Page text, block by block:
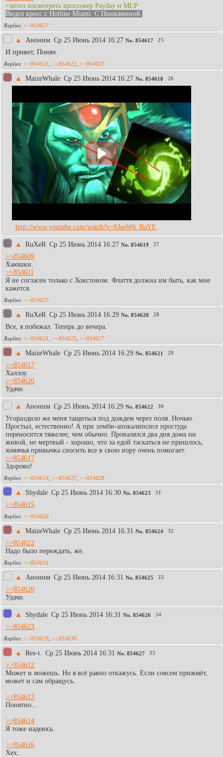
>хотел посмотреть кроссовер Payday и MLP
Видел кросс с Hotline Miami. С Пинкаминой.
>>854627
▲ Аноним Ср 25 Июнь 2014 16:27 No. 854617 25
И привет, Поняч.
>>854621 >>854622 >>854627
▲ MaizeWhale Ср 25 Июнь 2014 16:27 No. 854618 26
http://www.youtube.com/watch?v=6JsoW6_BaYE
▲ RuXeR Ср 25 Июнь 2014 16:27 No. 854619 27
>>854609
Хаюшки.
>>854611
Я не согласен только с Хокстоном. Флаття должна им быть, как мне
кажется.
>>854627
▲ RuXeR Ср 25 Июнь 2014 16:29 No. 854620 28
Все, я побежал. Теперь до вечера.
>>854621 >>854625 >>854627
▲ MaizeWhale Ср 25 Июнь 2014 16:29 No. 854621 29
>>854617
Халлоу.
>>854620
Удачи.
▲ Аноним Ср 25 Июнь 2014 16:29 No. 854622 30
Угораздило же меня тащиться под дождем через поля. Ночью.
Простыл, естественно! А при зомби-апокалипсисе простуда
переносится тяжелее, чем обычно. Провалялся два дня дома ни
живой, не мертвый - хорошо, что за едой таскаться не пришлось,
хомячья привычка сносить все в свою нору очень помогает.
>>854617
Здорово!
>>854624 >>854627 >>854628
▲ Shydale Ср 25 Июнь 2014 16:30 No. 854623 31
>>854615
>>854626
▲ MaizeWhale Ср 25 Июнь 2014 16:31 No. 854624 32
>>854622
Надо было переждать, же.
>>854631
▲ Аноним Ср 25 Июнь 2014 16:31 No. 854625 33
>>854620
Удачи.
▲ Shydale Ср 25 Июнь 2014 16:31 No. 854626 34
>>854623
>>854629 >>854630
▲ Res-t. Ср 25 Июнь 2014 16:31 No. 854627 35
>>854612
Может и можешь. Но я всё равно откажусь. Если совсем прижмёт,
может и сам обращусь.
>>854613
Понятно...
>>854614
Я тоже надеюсь.
>>854616
Хех.